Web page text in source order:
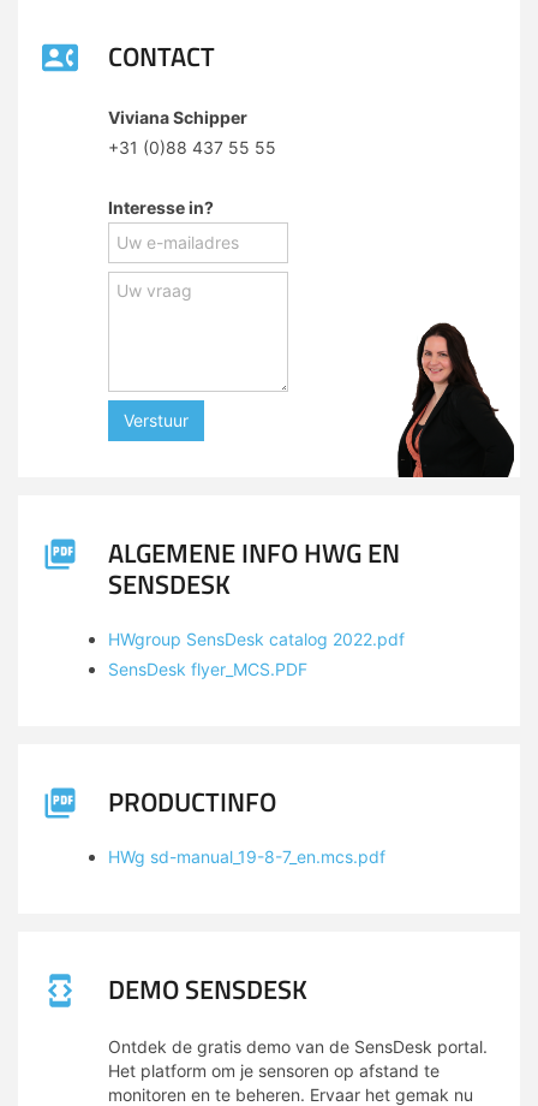
CONTACT
Viviana Schipper
+31 (0)88 437 55 55
Interesse in?
Verstuur
ALGEMENE INFO HWG EN
SENSDESK
HWgroup SensDesk catalog 2022.pdf
SensDesk flyer_MCS.PDF
PRODUCTINFO
HWg sd-manual_19-8-7_en.mcs.pdf
DEMO SENSDESK
Ontdek de gratis demo van de SensDesk portal.
Het platform om je sensoren op afstand te
monitoren en te beheren. Ervaar het gemak nu